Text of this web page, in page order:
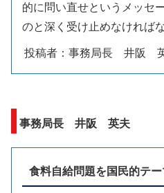
的に問い直せというメッセ
のと深く受け止めなければ
投稿者：事務局長 井阪 英
事務局長 井阪 英夫
食料自給問題を国民的テー